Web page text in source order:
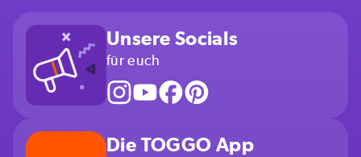
Unsere Socials
für euch
Die TOGGO App